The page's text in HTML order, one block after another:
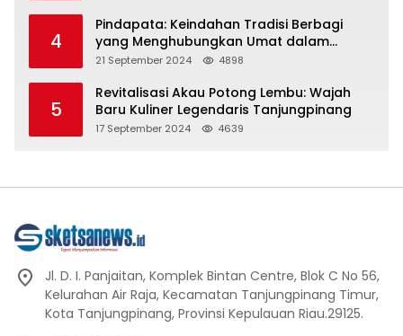
4
Pindapata: Keindahan Tradisi Berbagi
yang Menghubungkan Umat dalam
Spiritualitas dan Kebersamaan dalam
21 September 2024 4898
5
Revitalisasi Akau Potong Lembu: Wajah
Baru Kuliner Legendaris Tanjungpinang
17 September 2024 4639
Jl. D. I. Panjaitan, Komplek Bintan Centre, Blok C No 56,
Kelurahan Air Raja, Kecamatan Tanjungpinang Timur,
Kota Tanjungpinang, Provinsi Kepulauan Riau.29125.